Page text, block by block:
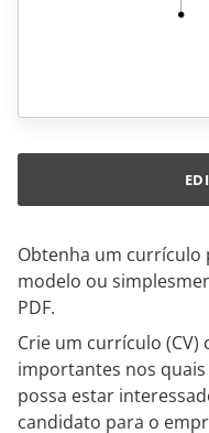
Obtenha um
modelo ou
PDF.
Crie um currículo
importantes nos
possa estar
candidato para o